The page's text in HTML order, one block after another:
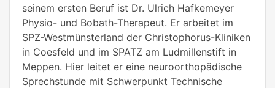
seinem ersten Beruf ist Dr. Ulrich Hafkemeyer
Physio- und Bobath-Therapeut. Er arbeitet im
SPZ-Westmünsterland der Christophorus-Kliniken
in Coesfeld und im SPATZ am Ludmillenstift in
Meppen. Hier leitet er eine neuroorthopädische
Sprechstunde mit Schwerpunkt Technische